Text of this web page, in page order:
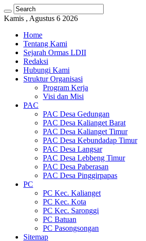
Kamis , Agustus 6 2026
Home
Tentang Kami
Sejarah Ormas LDII
Redaksi
Hubungi Kami
Struktur Organisasi
Program Kerja
Visi dan Misi
PAC
PAC Desa Gedungan
PAC Desa Kalianget Barat
PAC Desa Kalianget Timur
PAC Desa Kebundadap Timur
PAC Desa Langsar
PAC Desa Lebbeng Timur
PAC Desa Paberasan
PAC Desa Pinggirpapas
PC
PC Kec. Kalianget
PC Kec. Kota
PC Kec. Saronggi
PC Batuan
PC Pasongsongan
Sitemap